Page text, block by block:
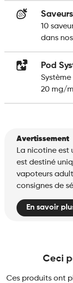
10
dans
Pod
20 mg/
Avertissement
La nicotine est
est destiné
vapoteurs
consignes de
En savoir
Ceci
Ces produits ont